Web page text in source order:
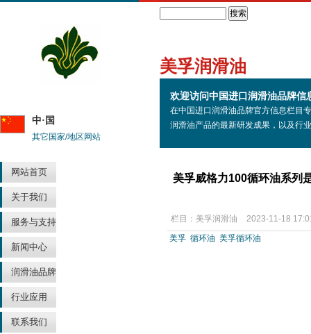
中·国
其它国家/地区网站
网站首页
关于我们
服务与支持
新闻中心
润滑油品牌
行业应用
联系我们
美孚润滑油
欢迎访问中国进口润滑油品牌信
在中国进口润滑油品牌官方信息栏目
润滑油产品的最新研发成果，以及行
美孚威格力100循环油系列
栏目： 美孚润滑油
2023-11-18
美孚 循环油 美孚循环油